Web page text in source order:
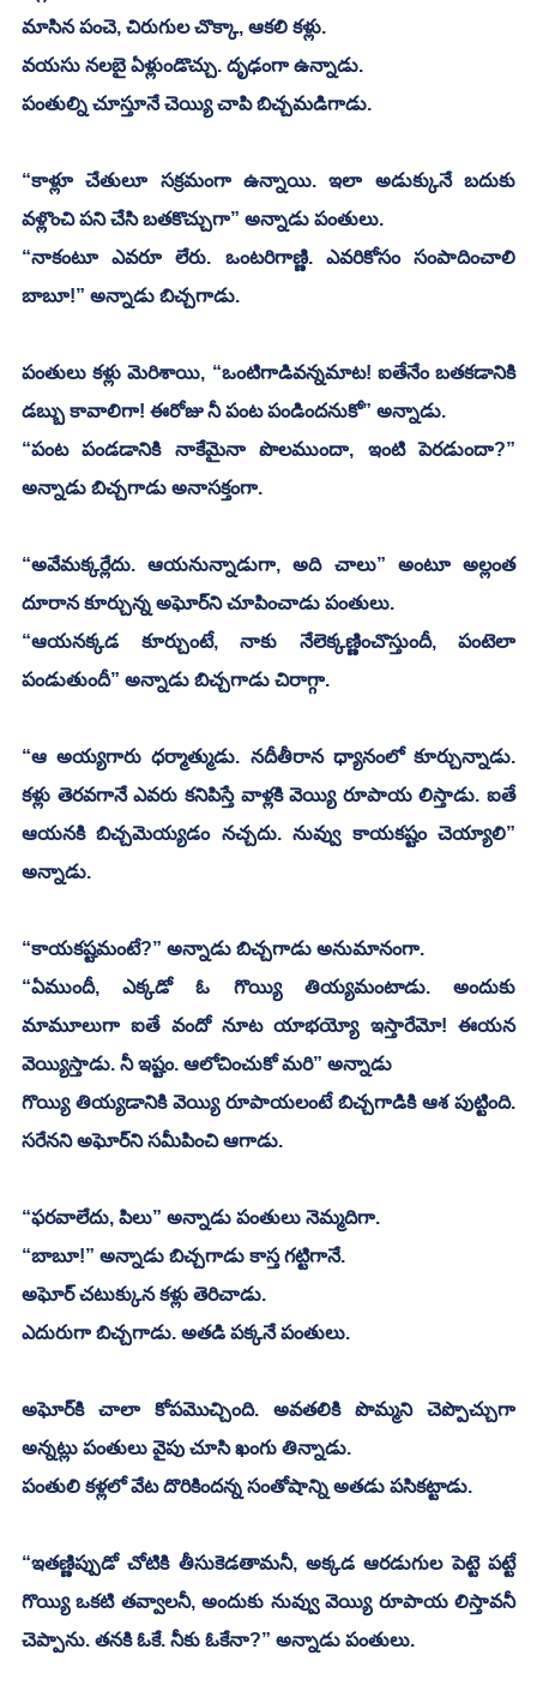
మాసిన పంచె, చిరుగుల చొక్కా, ఆకలి కళ్లు.
వయసు నలబై ఏళ్లుండొచ్చు. దృఢంగా ఉన్నాడు.
పంతుల్ని చూస్తూనే చెయ్యి చాపి బిచ్చమడిగాడు.
“కాళ్లూ చేతులూ సక్రమంగా ఉన్నాయి. ఇలా అడుక్కునే బదుకు
వళ్లొంచి పని చేసి బతకొచ్చుగా” అన్నాడు పంతులు.
“నాకంటూ ఎవరూ లేరు. ఒంటరిగాణ్ణి. ఎవరికోసం సంపాదించాలి
బాబూ!” అన్నాడు బిచ్చగాడు.
పంతులు కళ్లు మెరిశాయి, “ఒంటిగాడివన్నమాట! ఐతేనేం బతకడానికి
డబ్బు కావాలిగా! ఈరోజు నీ పంట పండిందనుకో” అన్నాడు.
“పంట పండడానికి నాకేమైనా పొలముందా, ఇంటి పెరడుందా?”
అన్నాడు బిచ్చగాడు అనాసక్తంగా.
“అవేమక్కర్లేదు. ఆయనున్నాడుగా, అది చాలు” అంటూ అల్లంత
దూరాన కూర్చున్న అఘోర్‌ని చూపించాడు పంతులు.
“ఆయనక్కడ కూర్చుంటే, నాకు నేలెక్కణ్ణించొస్తుందీ, పంటెలా
పండుతుందీ” అన్నాడు బిచ్చగాడు చిరాగ్గా.
“ఆ అయ్యగారు ధర్మాత్ముడు. నదీతీరాన ధ్యానంలో కూర్చున్నాడు.
కళ్లు తెరవగానే ఎవరు కనిపిస్తే వాళ్లకి వెయ్యి రూపాయ లిస్తాడు. ఐతే
ఆయనకి బిచ్చమెయ్యడం నచ్చదు. నువ్వు కాయకష్టం చెయ్యాలి”
అన్నాడు.
“కాయకష్టమంటే?” అన్నాడు బిచ్చగాడు అనుమానంగా.
“ఏముందీ, ఎక్కడో ఓ గొయ్యి తియ్యమంటాడు. అందుకు
మామూలుగా ఐతే వందో నూట యాభయ్యో ఇస్తారేమో! ఈయన
వెయ్యిస్తాడు. నీ ఇష్టం. ఆలోచించుకో మరి” అన్నాడు
గొయ్యి తియ్యడానికి వెయ్యి రూపాయలంటే బిచ్చగాడికి ఆశ పుట్టింది.
సరేనని అఘోర్‌ని సమీపించి ఆగాడు.
“ఫరవాలేదు, పిలు” అన్నాడు పంతులు నెమ్మదిగా.
“బాబూ!” అన్నాడు బిచ్చగాడు కాస్త గట్టిగానే.
అఘోర్ చటుక్కున కళ్లు తెరిచాడు.
ఎదురుగా బిచ్చగాడు. అతడి పక్కనే పంతులు.
అఘోర్‌కి చాలా కోపమొచ్చింది. అవతలికి పొమ్మని చెప్పొచ్చుగా
అన్నట్లు పంతులు వైపు చూసి ఖంగు తిన్నాడు.
పంతులి కళ్లలో వేట దొరికిందన్న సంతోషాన్ని అతడు పసికట్టాడు.
“ఇతణ్ణిప్పుడో చోటికి తీసుకెడతామనీ, అక్కడ ఆరడుగుల పెట్టె పట్టే
గొయ్యి ఒకటి తవ్వాలనీ, అందుకు నువ్వు వెయ్యి రూపాయ లిస్తావనీ
చెప్పాను. తనకి ఓకే. నీకు ఓకేనా?” అన్నాడు పంతులు.